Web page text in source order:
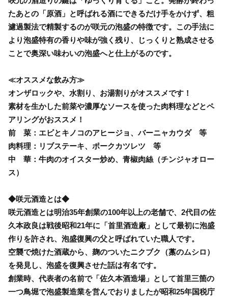
たあとの「原酒」と呼ばれる酒にできるだけ手をかけず、粗
濾過製法で精製するのが咲元の泡盛の特徴です。この手法に
より泡盛特有の香りや味が強く残り、じっくりと熟成させる
ことで奥深い味わいの泡盛へと仕上がるのです。
≪オススメな飲み方≫
オンザロックや、水割り、お湯割りがオススメです！
素材を生かした前菜や濃厚なソースを使った肉料理などとペ
アリングがおススメ！
前 菜：エビとキノコのアヒージョ、バーニャカウダ 等
肉料理：リブステーキ、ポークカツレツ 等
中 華：牛肉のオイスター炒め、青椒肉絲（チンジャオロー
ス）
◆咲元酒造とは◆
咲元酒造とは明治35年創業の100年以上の老舗で、2代目の佐
久本政良は戦後昭和21年に「首里酒造廠」として最初に泡盛
作りを許され、泡盛復興の父と呼ばれていた職人です。
空襲で焼けた酒蔵から、麹のついたニクブク（藁のムシロ）
を発見し、泡盛を復興させた話は有名です。
創業時、代表者の名前で「佐久本酒造場」として首里三箇の
一つ鳥堀で泡盛製造業を営んでおりましたが昭和25年国税庁